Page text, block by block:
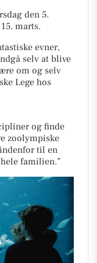
den 5.
marts.
evner,
selv at blive
om og selv
Lege hos
og finde
zoolympiske
til en
familien.”